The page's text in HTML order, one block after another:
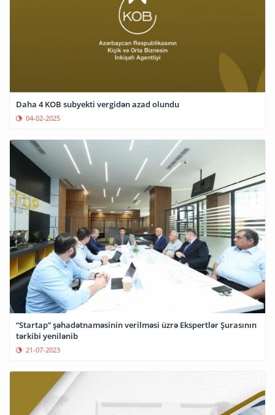
Daha 4 KOB subyekti vergidən azad olundu
04-02-2025
“Startap” şəhadətnaməsinin verilməsi üzrə Ekspertlər Şurasının
tərkibi yenilənib
21-07-2023